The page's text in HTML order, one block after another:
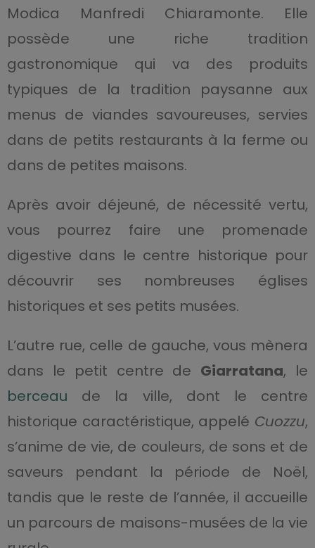
Modica Manfredi Chiaramonte. Elle
possède une riche tradition
gastronomique qui va des produits
typiques de la tradition paysanne aux
menus de viandes savoureuses, servies
dans de petits restaurants à la ferme ou
dans de petites maisons.
Après avoir déjeuné, de nécessité vertu,
vous pourrez faire une promenade
digestive dans le centre historique pour
découvrir ses nombreuses églises
historiques et ses petits musées.
L’autre rue, celle de gauche, vous mènera
dans le petit centre de Giarratana, le
berceau de la ville, dont le centre
historique caractéristique, appelé Cuozzu,
s’anime de vie, de couleurs, de sons et de
saveurs pendant la période de Noël,
tandis que le reste de l’année, il accueille
un parcours de maisons-musées de la vie